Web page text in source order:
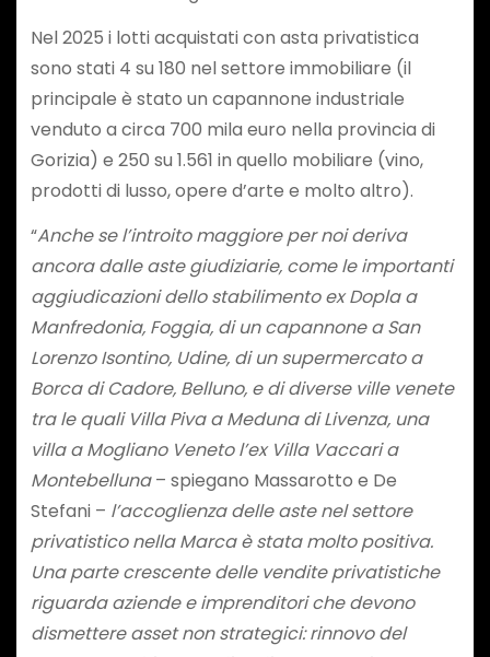
Nel 2025 i lotti acquistati con asta privatistica
sono stati 4 su 180 nel settore immobiliare (il
principale è stato un capannone industriale
venduto a circa 700 mila euro nella provincia di
Gorizia) e 250 su 1.561 in quello mobiliare (vino,
prodotti di lusso, opere d’arte e molto altro).
“Anche se l’introito maggiore per noi deriva
ancora dalle aste giudiziarie, come le importanti
aggiudicazioni dello stabilimento ex Dopla a
Manfredonia, Foggia, di un capannone a San
Lorenzo Isontino, Udine, di un supermercato a
Borca di Cadore, Belluno, e di diverse ville venete
tra le quali Villa Piva a Meduna di Livenza, una
villa a Mogliano Veneto l’ex Villa Vaccari a
Montebelluna– spiegano Massarotto e De
Stefani – l’accoglienza delle aste nel settore
privatistico nella Marca è stata molto positiva.
Una parte crescente delle vendite privatistiche
riguardaaziende e imprenditori che devono
dismettere asset non strategici: rinnovo del